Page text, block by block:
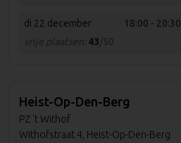
di 22 december
18:00 - 20:30
vrije plaatsen: 43/50
Heist-Op-Den-Berg
PZ 't Withof
Withofstraat 4, Heist-Op-Den-Berg